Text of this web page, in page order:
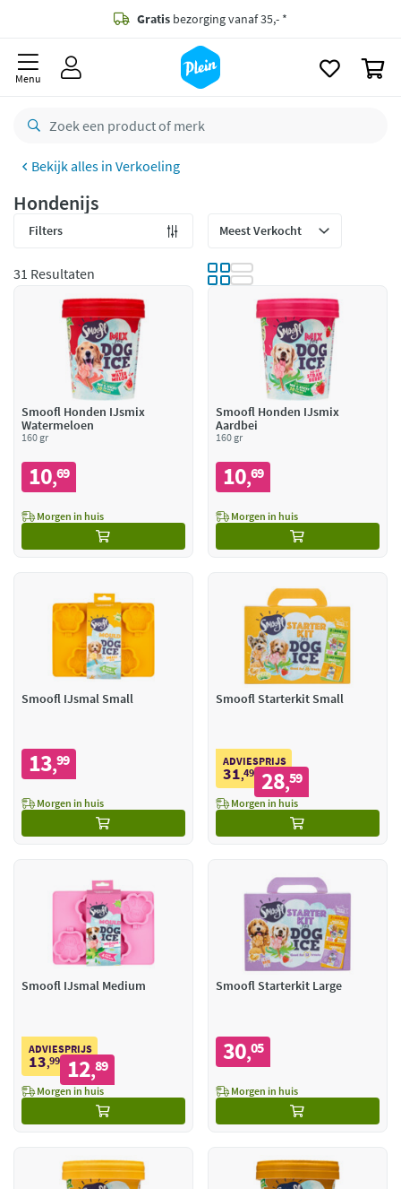
Gratis bezorging vanaf 35,- *
besteld,
retourneren
CO2 neutraal
Menu
Verkoeling
Hondenijs
Filters
31 Resultaten
Smoofl Honden IJsmix
Watermeloen
160 gr
10,69
Morgen in huis
Smoofl Honden IJsmix
Aardbei
160 gr
10,69
Morgen in huis
Smoofl IJsmal Small
13,99
Morgen in huis
Smoofl Starterkit Small
ADVIESPRIJS
31,49 28,59
Morgen in huis
Smoofl IJsmal Medium
ADVIESPRIJS
13,99 12,89
Morgen in huis
Smoofl Starterkit Large
30,05
Morgen in huis